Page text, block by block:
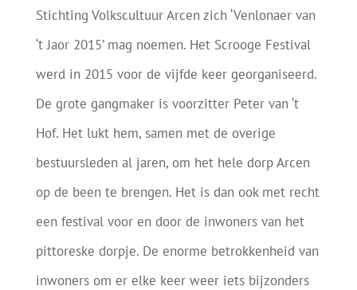
Stichting Volkscultuur Arcen zich ‘Venlonaer van
‘t Jaor 2015’ mag noemen. Het Scrooge Festival
werd in 2015 voor de vijfde keer georganiseerd.
De grote gangmaker is voorzitter Peter van ‘t
Hof. Het lukt hem, samen met de overige
bestuursleden al jaren, om het hele dorp Arcen
op de been te brengen. Het is dan ook met recht
een festival voor en door de inwoners van het
pittoreske dorpje. De enorme betrokkenheid van
inwoners om er elke keer weer iets bijzonders